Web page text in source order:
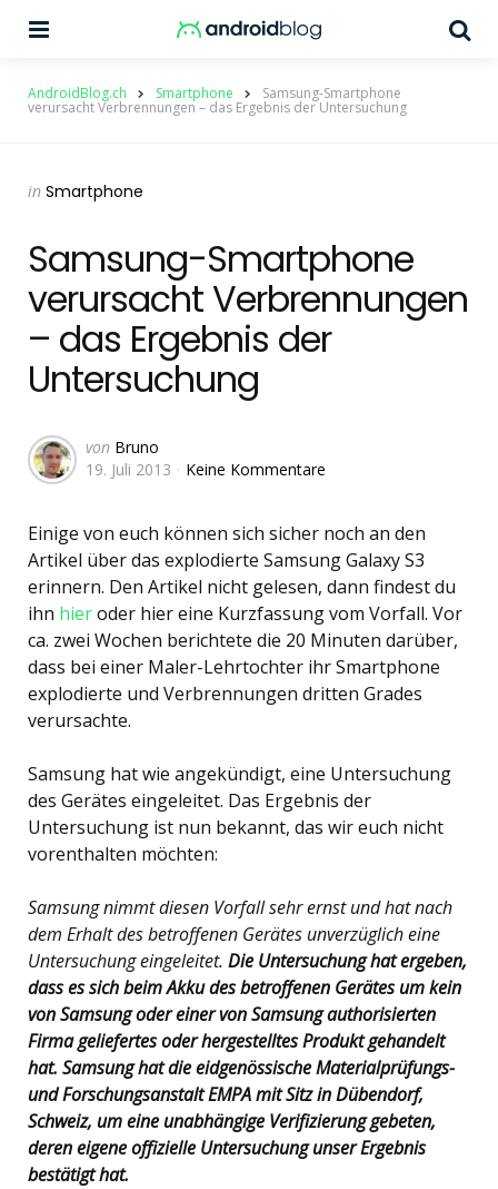
AndroidBlog.ch Smartphone Samsung-Smartphone
verursacht Verbrennungen – das Ergebnis der Untersuchung
Categories
Posted
in Smartphone
Samsung-Smartphone
verursacht Verbrennungen
– das Ergebnis der
Untersuchung
Geschrieben
von
von Bruno
19. Juli 2013
Keine Kommentare
Einige von euch können sich sicher noch an den
Artikel über das explodierte Samsung Galaxy S3
erinnern. Den Artikel nicht gelesen, dann findest du
ihn hieroder hier eine Kurzfassung vom Vorfall. Vor
ca. zwei Wochen berichtete die 20 Minuten darüber,
dass bei einer Maler-Lehrtochter ihr Smartphone
explodierte und Verbrennungen dritten Grades
verursachte.
Samsung hat wie angekündigt, eine Untersuchung
des Gerätes eingeleitet. Das Ergebnis der
Untersuchung ist nun bekannt, das wir euch nicht
vorenthalten möchten:
Samsung nimmt diesen Vorfall sehr ernst und hat nach
dem Erhalt des betroffenen Gerätes unverzüglich eine
Untersuchung eingeleitet. Die Untersuchung hat ergeben,
dass es sich beim Akku des betroffenen Gerätes um kein
von Samsung oder einer von Samsung authorisierten
Firma geliefertes oder hergestelltes Produkt gehandelt
hat. Samsung hat die eidgenössische Materialprüfungs-
und Forschungsanstalt EMPA mit Sitz in Dübendorf,
Schweiz, um eine unabhängige Verifizierung gebeten,
deren eigene offizielle Untersuchung unser Ergebnis
bestätigt hat.